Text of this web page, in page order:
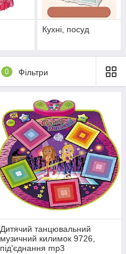
Кухні, посуд
0 Фільтри
Дитячий танцювальний
музичний килимок 9726,
під'єднання mp3